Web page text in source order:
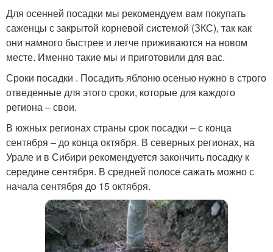
Для осенней посадки мы рекомендуем вам покупать
саженцы с закрытой корневой системой (ЗКС), так как
они намного быстрее и легче приживаются на новом
месте. Именно такие мы и приготовили для вас.
Сроки посадки . Посадить яблоню осенью нужно в строго
отведенные для этого сроки, которые для каждого
региона – свои.
В южных регионах страны срок посадки – с конца
сентября – до конца октября. В северных регионах, на
Урале и в Сибири рекомендуется закончить посадку к
середине сентября. В средней полосе сажать можно с
начала сентября до 15 октября.